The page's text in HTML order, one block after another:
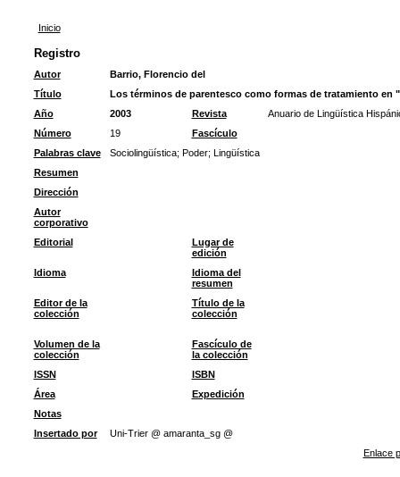
Inicio
Registro
Autor
Barrio, Florencio del
Título
Los términos de parentesco como formas de tratamiento en
Año
2003 Revista
Anuario de Lingüística
Número
19
Fascículo
Palabras clave
Sociolingüística; Poder; Lingüística
Resumen
Dirección
Autor
corporativo
Editorial
Lugar de
edición
Idioma
Idioma del
resumen
Editor de la
colección
Título de la
colección
Volumen de la
colección
Fascículo de
la colección
ISSN
ISBN
Área
Expedición
Notas
Insertado por
Uni-Trier @ amaranta_sg @
Enlace